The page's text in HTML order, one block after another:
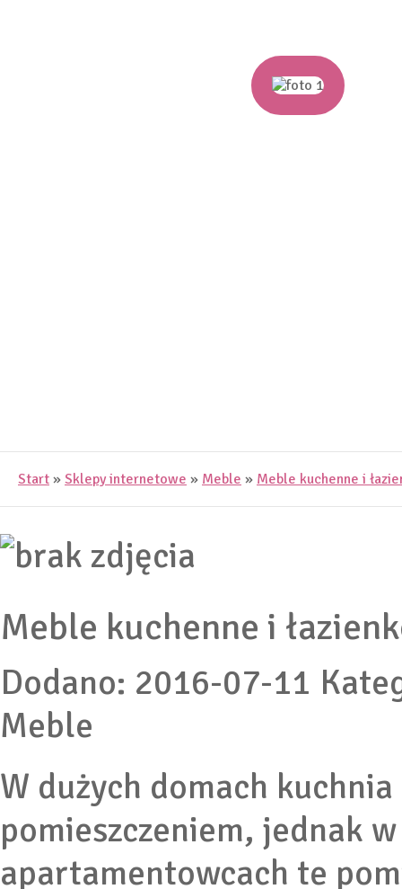
Start » Sklepy internetowe » Meble » Meble kuchenne i
Meble kuchenne i
Dodano: 2016-07-11
Meble
W dużych domach
pomieszczeniem, jednak
apartamentowcach te